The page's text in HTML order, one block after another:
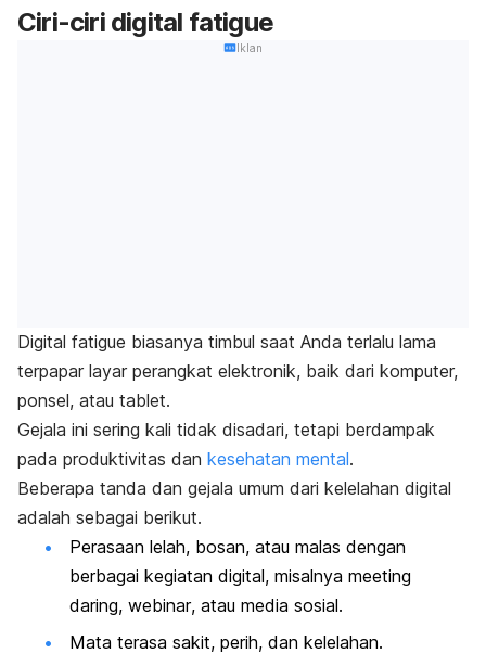
Ciri-ciri digital fatigue
Iklan
Digital fatigue biasanya timbul saat Anda terlalu lama
terpapar layar perangkat elektronik, baik dari komputer,
ponsel, atau tablet.
Gejala ini sering kali tidak disadari, tetapi berdampak
pada produktivitas dan kesehatan mental.
Beberapa tanda dan gejala umum dari kelelahan digital
adalah sebagai berikut.
Perasaan lelah, bosan, atau malas dengan
berbagai kegiatan digital, misalnya meeting
daring, webinar, atau media sosial.
Mata terasa sakit, perih, dan kelelahan.